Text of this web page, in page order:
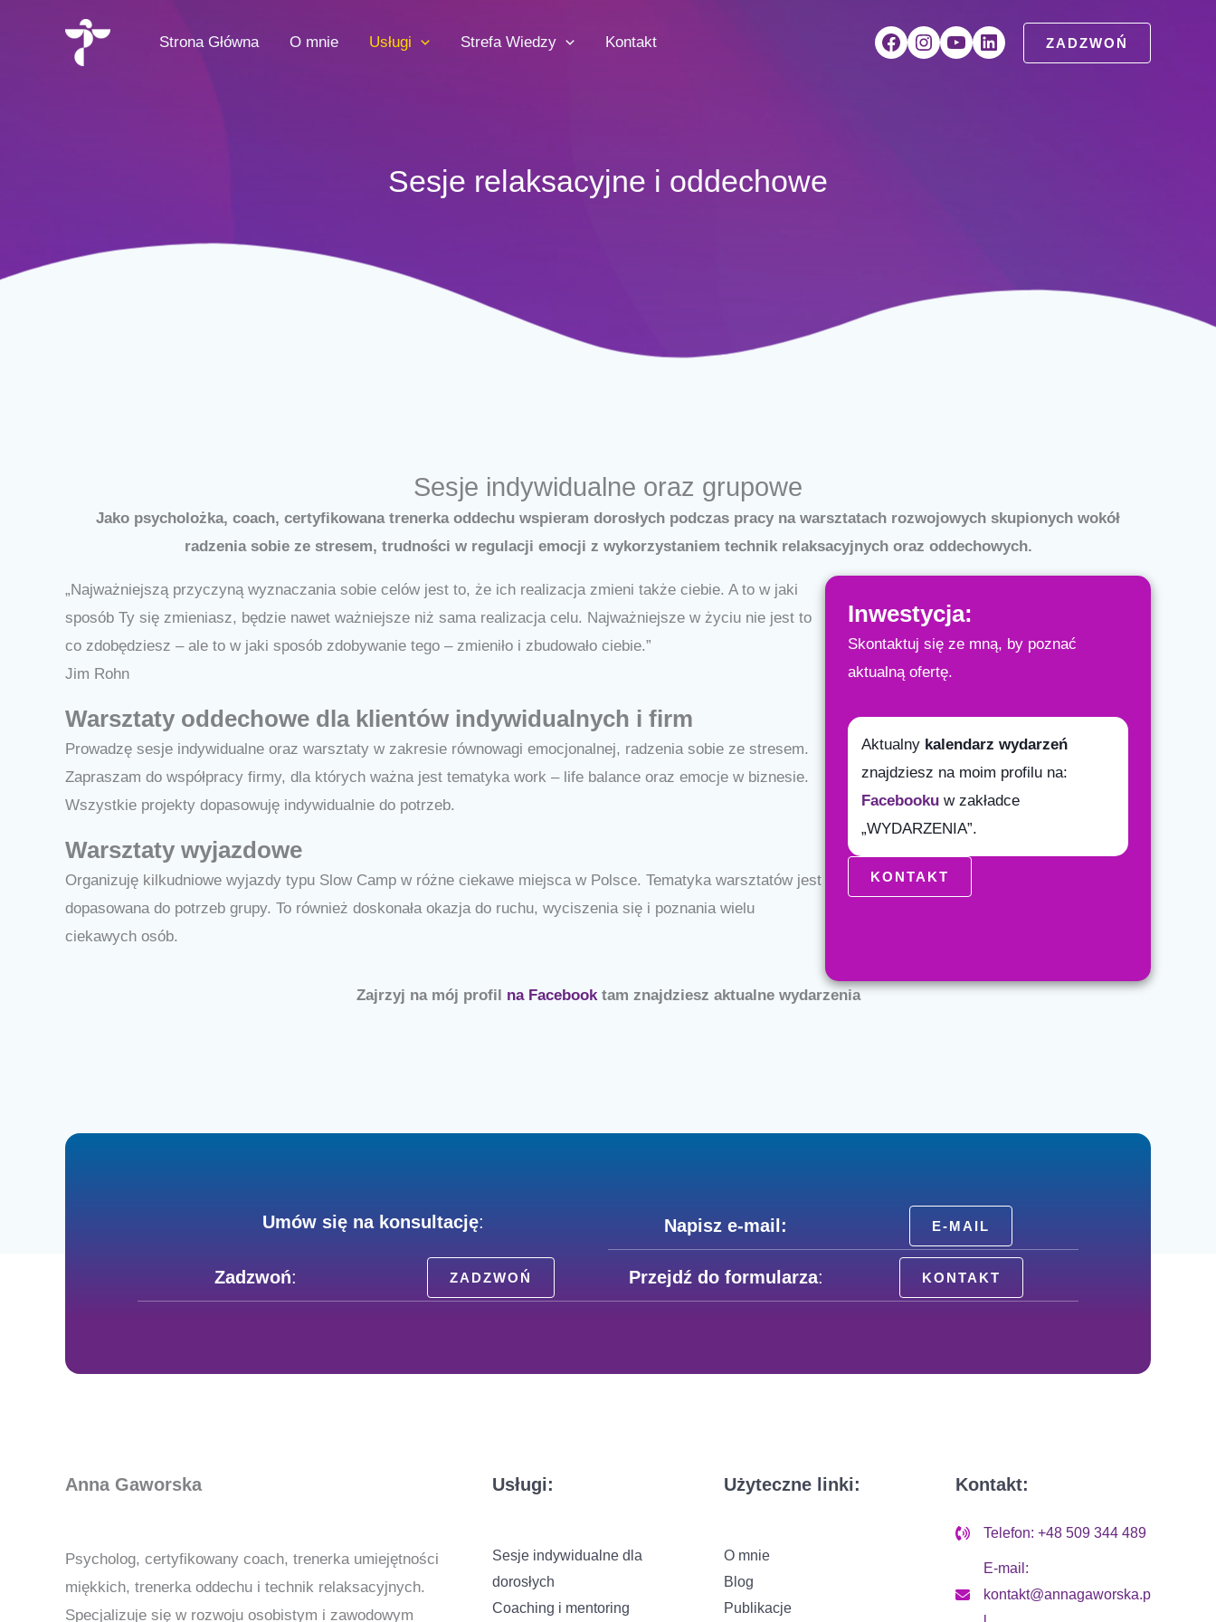
Strona Główna O mnie Usługi Strefa Wiedzy Kontakt Facebook
Instagram
YouTubeLinkedInZADZWOŃ
Sesje relaksacyjne i oddechowe
Sesje indywidualne oraz grupowe
Jako psycholożka, coach, certyfikowana trenerka oddechu wspieram dorosłych podczas pracy na warsztatach rozwojowych skupionych wokół
radzenia sobie ze stresem, trudności w regulacji emocji z wykorzystaniem technik relaksacyjnych oraz oddechowych.
„Najważniejszą przyczyną wyznaczania sobie celów jest to, że ich realizacja zmieni także ciebie. A to w jaki
sposób Ty się zmieniasz, będzie nawet ważniejsze niż sama realizacja celu. Najważniejsze w życiu nie jest to
co zdobędziesz – ale to w jaki sposób zdobywanie tego – zmieniło i zbudowało ciebie.”
Jim Rohn
Warsztaty oddechowe dla klientów indywidualnych i firm
Prowadzę sesje indywidualne oraz warsztaty w zakresie równowagi emocjonalnej, radzenia sobie ze stresem.
Zapraszam do współpracy firmy, dla których ważna jest tematyka work – life balance oraz emocje w biznesie.
Wszystkie projekty dopasowuję indywidualnie do potrzeb.
Warsztaty wyjazdowe
Organizuję kilkudniowe wyjazdy typu Slow Camp w różne ciekawe miejsca w Polsce. Tematyka warsztatów jest
dopasowana do potrzeb grupy. To również doskonała okazja do ruchu, wyciszenia się i poznania wielu
ciekawych osób.
Inwestycja:
Skontaktuj się ze mną, by poznać
aktualną ofertę.
Aktualny kalendarz wydarzeń
znajdziesz na moim profilu na:
Facebooku w zakładce
„WYDARZENIA”.
KONTAKT
Zajrzyj na mój profil na Facebooktam znajdziesz aktualne wydarzenia
Umów się na konsultację:
Zadzwoń: ZADZWOŃ
Napisz e-mail: E-MAIL
Przejdź do formularza: KONTAKT
Anna Gaworska
Psycholog, certyfikowany coach, trenerka umiejętności
miękkich, trenerka oddechu i technik relaksacyjnych.
Specjalizuje się w rozwoju osobistym i zawodowym
Usługi:
Sesje indywidualne dla
dorosłych
Coaching i mentoring
Użyteczne linki:
O mnie
Blog
Publikacje
Kontakt:
Telefon: +48 509 344 489
E-mail:
kontakt@annagaworska.p